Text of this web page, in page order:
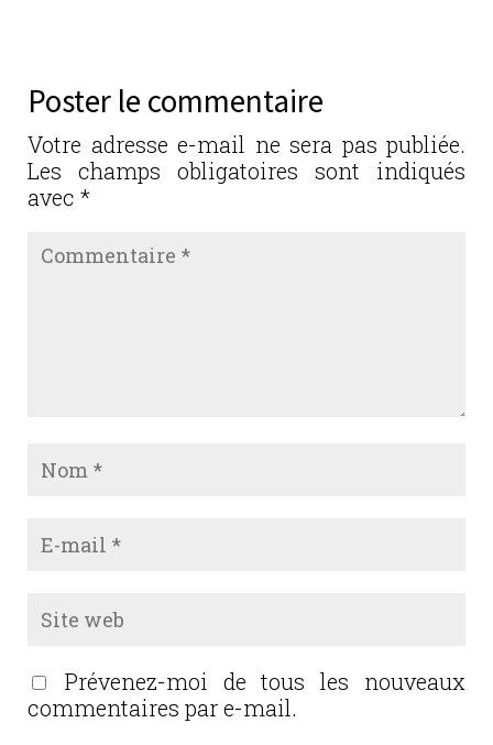
b
o
o
k
r
n
er
Poster le commentaire
Votre adresse e-mail ne sera pas publiée.
Les champs obligatoires sont indiqués
avec *
Prévenez-moi de tous les nouveaux
commentaires par e-mail.